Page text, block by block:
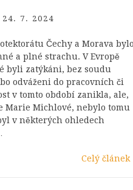
24. 7. 2024
Čechy a Morava bylo
a plné strachu. V Evropě
byli zatýkáni, bez soudu
odváženi do pracovních či
v tomto období zanikla, ale,
Marie Michlové, nebylo tomu
v některých ohledech
Celý článek